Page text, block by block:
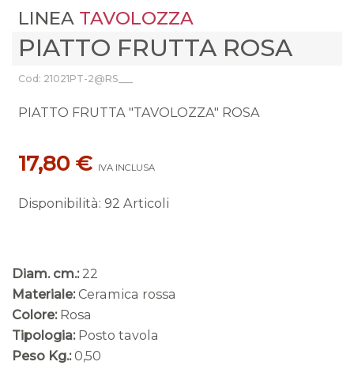
LINEA TAVOLOZZA
PIATTO FRUTTA ROSA
Cod: 21021PT-2@RS___
PIATTO FRUTTA "TAVOLOZZA" ROSA
17,80 € IVA INCLUSA
Disponibilità: 92 Articoli
Diam. cm.: 22
Materiale: Ceramica rossa
Colore: Rosa
Tipologia: Posto tavola
Peso Kg.: 0,50